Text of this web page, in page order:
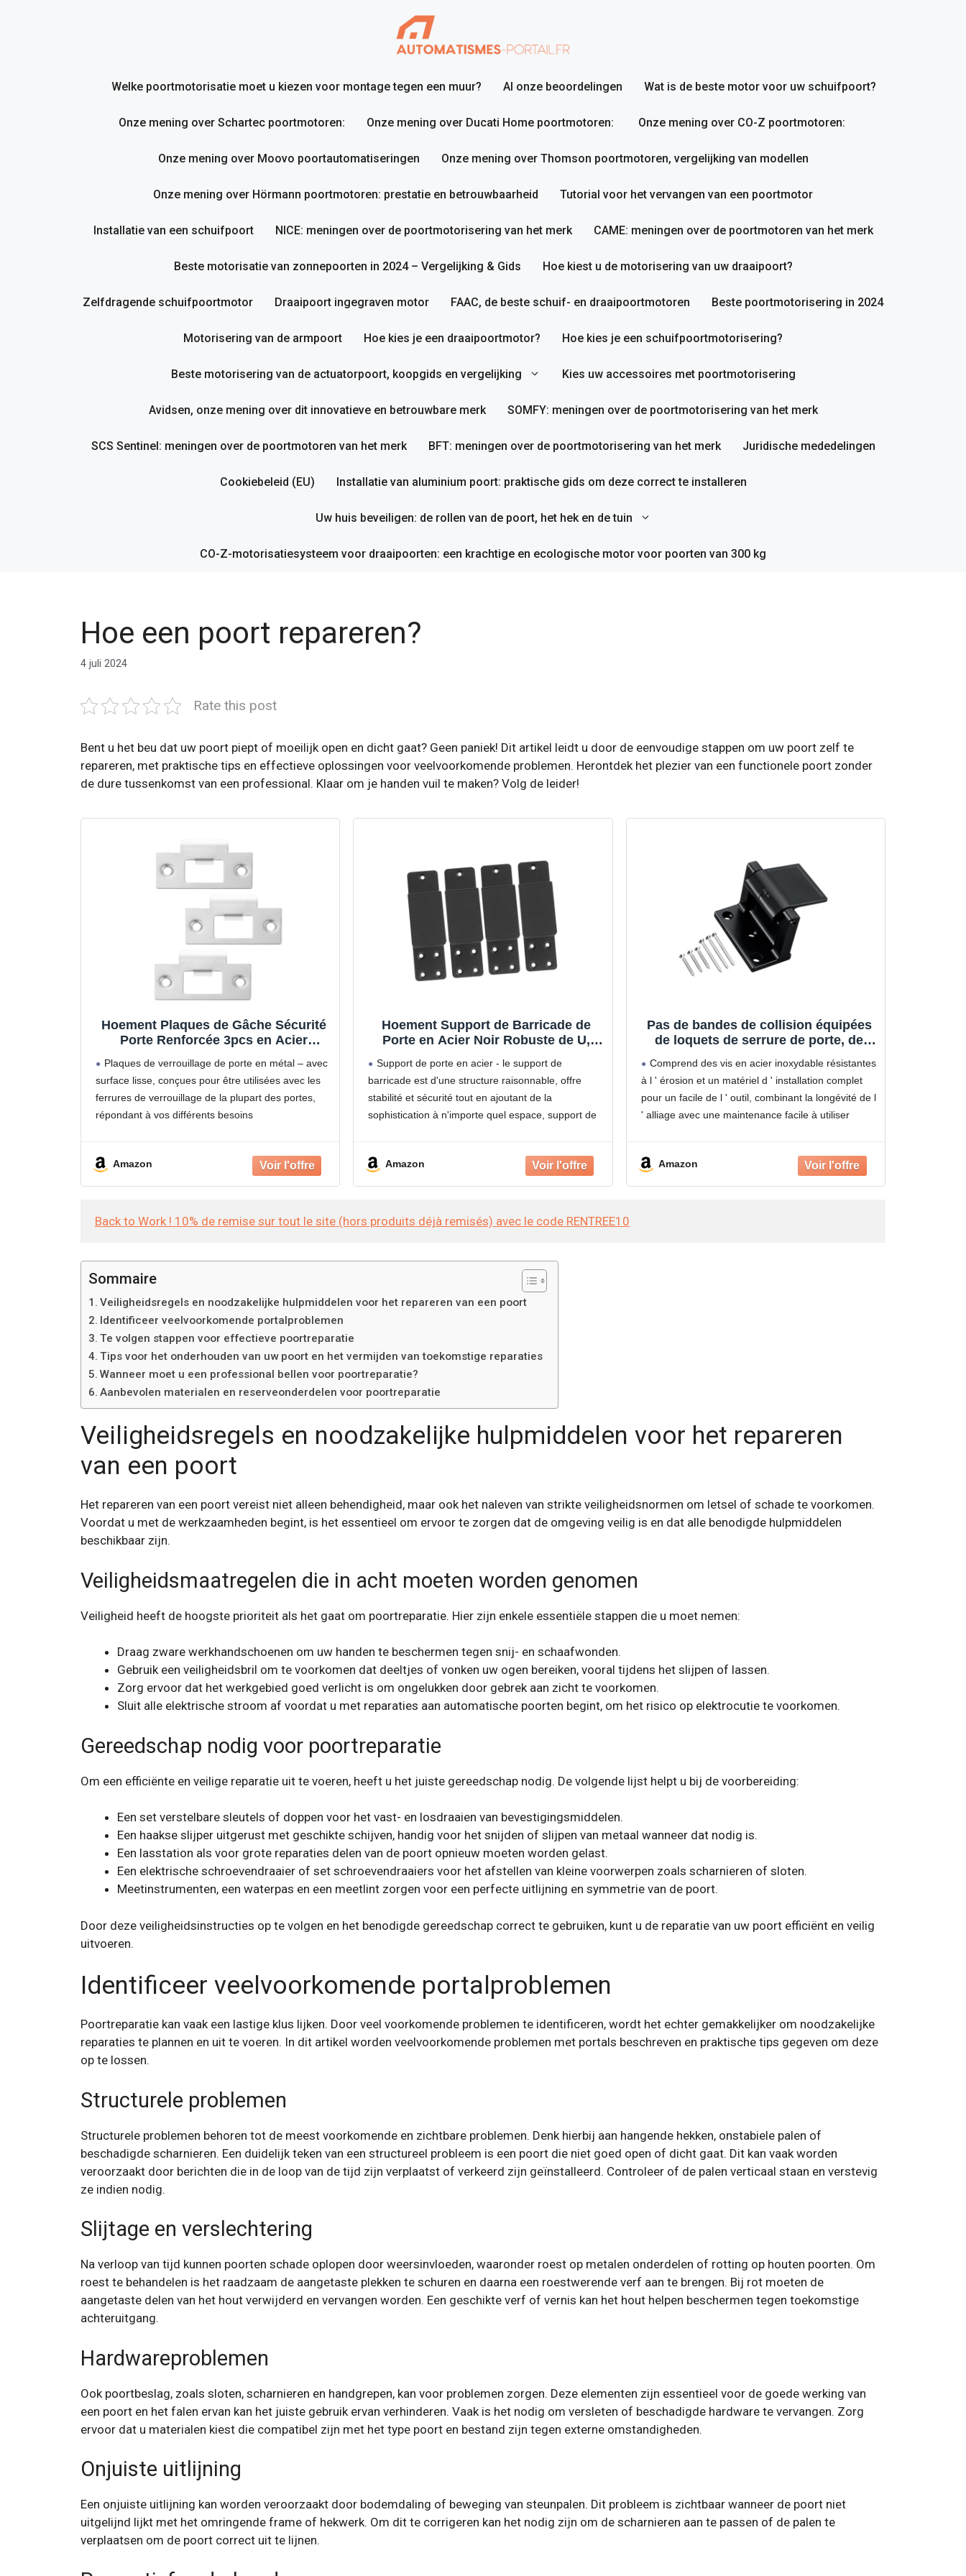
Welke poortmotorisatie moet u kiezen voor montage tegen een muur? Al onze beoordelingen Wat is de beste motor voor uw schuifpoort?
Onze mening over Schartec poortmotoren: Onze mening over Ducati Home poortmotoren: Onze mening over CO-Z poortmotoren:
Onze mening over Moovo poortautomatiseringen Onze mening over Thomson poortmotoren, vergelijking van modellen
Onze mening over Hörmann poortmotoren: prestatie en betrouwbaarheid Tutorial voor het vervangen van een poortmotor
Installatie van een schuifpoort NICE: meningen over de poortmotorisering van het merk CAME: meningen over de poortmotoren van het merk
Beste motorisatie van zonnepoorten in 2024 – Vergelijking & Gids Hoe kiest u de motorisering van uw draaipoort?
Zelfdragende schuifpoortmotor Draaipoort ingegraven motor FAAC, de beste schuif- en draaipoortmotoren Beste poortmotorisering in 2024
Motorisering van de armpoort Hoe kies je een draaipoortmotor? Hoe kies je een schuifpoortmotorisering?
Beste motorisering van de actuatorpoort, koopgids en vergelijking Kies uw accessoires met poortmotorisering
Avidsen, onze mening over dit innovatieve en betrouwbare merk SOMFY: meningen over de poortmotorisering van het merk
SCS Sentinel: meningen over de poortmotoren van het merk BFT: meningen over de poortmotorisering van het merk Juridische mededelingen
Cookiebeleid (EU) Installatie van aluminium poort: praktische gids om deze correct te installeren
Uw huis beveiligen: de rollen van de poort, het hek en de tuin
CO-Z-motorisatiesysteem voor draaipoorten: een krachtige en ecologische motor voor poorten van 300 kg
Hoe een poort repareren?
4 juli 2024
Rate this post
Bent u het beu dat uw poort piept of moeilijk open en dicht gaat? Geen paniek! Dit artikel leidt u door de eenvoudige stappen om uw poort zelf te
repareren, met praktische tips en effectieve oplossingen voor veelvoorkomende problemen. Herontdek het plezier van een functionele poort zonder
de dure tussenkomst van een professional. Klaar om je handen vuil te maken? Volg de leider!
Hoement Plaques de Gâche Sécurité
Porte Renforcée 3pcs en Acier
Porte, Surface Lisse, Usage
Résidentiel Lourd
Plaques de verrouillage de porte en métal – avec
surface lisse, conçues pour être utilisées avec les
ferrures de verrouillage de la plupart des portes,
répondant à vos différents besoins
Amazon
Hoement Support de Barricade de
Porte en Acier Noir Robuste de U,
de Sous-sol et Entrepôt, Design
Minimaliste Sûr
Support de porte en acier - le support de
barricade est d'une structure raisonnable, offre
stabilité et sécurité tout en ajoutant de la
sophistication à n'importe quel espace, support de
Amazon
Pas de bandes de collision équipées
de loquets de serrure de porte, de
métal pour la sécurité de service, les
dommages empêchent le
renforcement de porte
Comprend des vis en acier inoxydable résistantes
à l ' érosion et un matériel d ' installation complet
pour un facile de l ' outil, combinant la longévité de l
' alliage avec une maintenance facile à utiliser
Amazon
Back to Work ! 10% de remise sur tout le site (hors produits déjà remisés) avec le code RENTREE10
Sommaire
Veiligheidsregels en noodzakelijke hulpmiddelen voor het repareren van een poort
Identificeer veelvoorkomende portalproblemen
Te volgen stappen voor effectieve poortreparatie
Tips voor het onderhouden van uw poort en het vermijden van toekomstige reparaties
Wanneer moet u een professional bellen voor poortreparatie?
Aanbevolen materialen en reserveonderdelen voor poortreparatie
Veiligheidsregels en noodzakelijke hulpmiddelen voor het repareren
van een poort
Het repareren van een poort vereist niet alleen behendigheid, maar ook het naleven van strikte veiligheidsnormen om letsel of schade te voorkomen.
Voordat u met de werkzaamheden begint, is het essentieel om ervoor te zorgen dat de omgeving veilig is en dat alle benodigde hulpmiddelen
beschikbaar zijn.
Veiligheidsmaatregelen die in acht moeten worden genomen
Veiligheid heeft de hoogste prioriteit als het gaat om poortreparatie. Hier zijn enkele essentiële stappen die u moet nemen:
Draag zware werkhandschoenen om uw handen te beschermen tegen snij- en schaafwonden.
Gebruik een veiligheidsbril om te voorkomen dat deeltjes of vonken uw ogen bereiken, vooral tijdens het slijpen of lassen.
Zorg ervoor dat het werkgebied goed verlicht is om ongelukken door gebrek aan zicht te voorkomen.
Sluit alle elektrische stroom af voordat u met reparaties aan automatische poorten begint, om het risico op elektrocutie te voorkomen.
Gereedschap nodig voor poortreparatie
Om een ​​efficiënte en veilige reparatie uit te voeren, heeft u het juiste gereedschap nodig. De volgende lijst helpt u bij de voorbereiding:
Een set verstelbare sleutels of doppen voor het vast- en losdraaien van bevestigingsmiddelen.
Een haakse slijper uitgerust met geschikte schijven, handig voor het snijden of slijpen van metaal wanneer dat nodig is.
Een lasstation als voor grote reparaties delen van de poort opnieuw moeten worden gelast.
Een elektrische schroevendraaier of set schroevendraaiers voor het afstellen van kleine voorwerpen zoals scharnieren of sloten.
Meetinstrumenten, een waterpas en een meetlint zorgen voor een perfecte uitlijning en symmetrie van de poort.
Door deze veiligheidsinstructies op te volgen en het benodigde gereedschap correct te gebruiken, kunt u de reparatie van uw poort efficiënt en veilig
uitvoeren.
Identificeer veelvoorkomende portalproblemen
Poortreparatie kan vaak een lastige klus lijken. Door veel voorkomende problemen te identificeren, wordt het echter gemakkelijker om noodzakelijke
reparaties te plannen en uit te voeren. In dit artikel worden veelvoorkomende problemen met portals beschreven en praktische tips gegeven om deze
op te lossen.
Structurele problemen
Structurele problemen behoren tot de meest voorkomende en zichtbare problemen. Denk hierbij aan hangende hekken, onstabiele palen of
beschadigde scharnieren. Een duidelijk teken van een structureel probleem is een poort die niet goed open of dicht gaat. Dit kan vaak worden
veroorzaakt door berichten die in de loop van de tijd zijn verplaatst of verkeerd zijn geïnstalleerd. Controleer of de palen verticaal staan ​​en verstevig
ze indien nodig.
Slijtage en verslechtering
Na verloop van tijd kunnen poorten schade oplopen door weersinvloeden, waaronder roest op metalen onderdelen of rotting op houten poorten. Om
roest te behandelen is het raadzaam de aangetaste plekken te schuren en daarna een roestwerende verf aan te brengen. Bij rot moeten de
aangetaste delen van het hout verwijderd en vervangen worden. Een geschikte verf of vernis kan het hout helpen beschermen tegen toekomstige
achteruitgang.
Hardwareproblemen
Ook poortbeslag, zoals sloten, scharnieren en handgrepen, kan voor problemen zorgen. Deze elementen zijn essentieel voor de goede werking van
een poort en het falen ervan kan het juiste gebruik ervan verhinderen. Vaak is het nodig om versleten of beschadigde hardware te vervangen. Zorg
ervoor dat u materialen kiest die compatibel zijn met het type poort en bestand zijn tegen externe omstandigheden.
Onjuiste uitlijning
Een onjuiste uitlijning kan worden veroorzaakt door bodemdaling of beweging van steunpalen. Dit probleem is zichtbaar wanneer de poort niet
uitgelijnd lijkt met het omringende frame of hekwerk. Om dit te corrigeren kan het nodig zijn om de scharnieren aan te passen of de palen te
verplaatsen om de poort correct uit te lijnen.